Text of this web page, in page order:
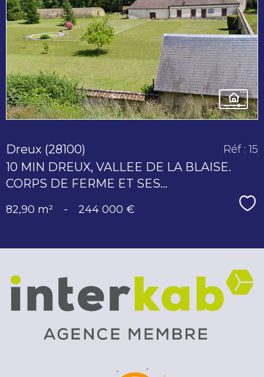
voir le
bien
Dreux (28100)
10 MIN DREUX, VALLEE DE LA BLAISE.
CORPS DE FERME ET SES...
Réf : 15
82,90 m² - 244 000 €